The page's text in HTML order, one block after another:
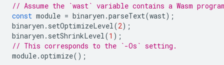
// Assume the `wast` variable contains a Wasm
const module = binaryen .parseText(wast);
binaryen . setOptimizeLevel (2);
binaryen . setShrinkLevel (1 );
// This corresponds to the `-Os` setting.
module.optimize();